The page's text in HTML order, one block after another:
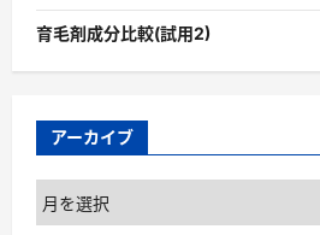
育毛剤成分比較(試用2)
アーカイブ
ア
ー